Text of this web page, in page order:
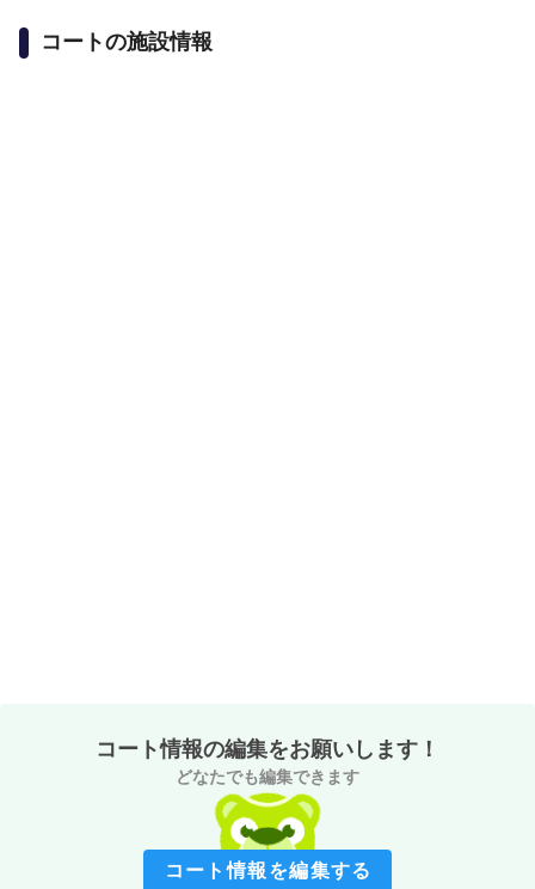
コートの施設情報
コート情報の編集をお願いします！
どなたでも編集できます
コート情報を編集する